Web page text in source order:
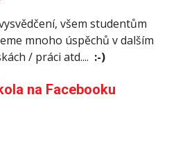
všem studentům
mnoho úspěchů v dalším
/ práci atd.... :-)
na Facebooku